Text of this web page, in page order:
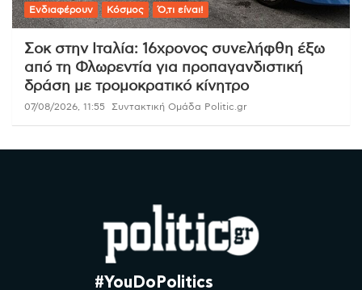
Ενδιαφέρουν Κόσμος Ό,τι είναι!
Σοκ στην Ιταλία: 16χρονος συνελήφθη έξω
από τη Φλωρεντία για προπαγανδιστική
δράση με τρομοκρατικό κίνητρο
07/08/2026, 11:55 Συντακτική Ομάδα Politic.gr
#YouDoPolitics